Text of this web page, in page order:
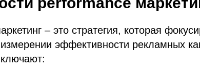
– это стратегия, которая
измерении эффективности рекламных